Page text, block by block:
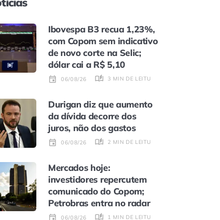
Ibovespa B3 recua 1,23%,
com Copom sem indicativo
de novo corte na Selic;
dólar cai a R$ 5,10
06/08/26 3 MIN DE LEITURA
Durigan diz que aumento
da dívida decorre dos
juros, não dos gastos
06/08/26 2 MIN DE LEITURA
Mercados hoje:
investidores repercutem
comunicado do Copom;
Petrobras entra no radar
06/08/26 1 MIN DE LEITURA